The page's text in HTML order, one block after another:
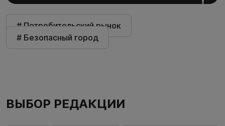
# Потребительский рынок
# Безопасный город
ВЫБОР РЕДАКЦИИ